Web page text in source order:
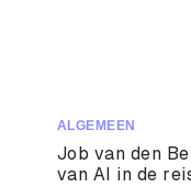
ALGEMEEN
Job van den
van AI in de